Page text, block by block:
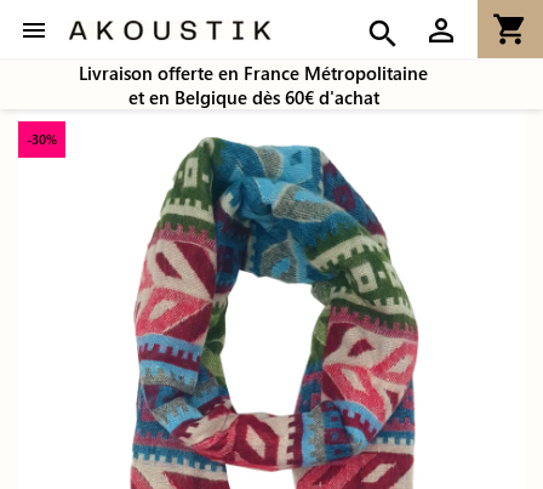
 shopping_cart
person_outline
search
Livraison offerte en France Métropolitaine
et en Belgique dès 60€ d'achat
-30%